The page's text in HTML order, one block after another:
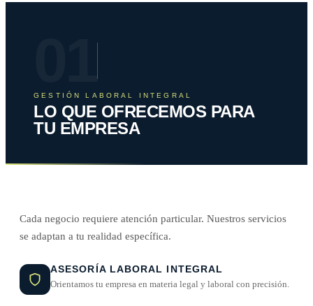
GESTIÓN LABORAL INTEGRAL
LO QUE OFRECEMOS PARA
TU EMPRESA
Cada negocio requiere atención particular. Nuestros servicios
se adaptan a tu realidad específica.
ASESORÍA LABORAL INTEGRAL
Orientamos tu empresa en materia legal y laboral con precisión.